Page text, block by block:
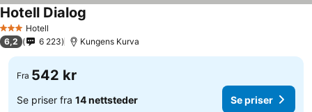
3 StjernerHotell
Hotell Dialog
6,2 6 223 Kungens Kurva
Fra 542 kr
Se priser fra 14 nettsteder Se priser